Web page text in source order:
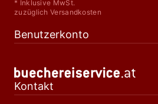
* Inklusive MwSt.
zuzüglich Versandkosten
Benutzerkonto
Kontakt